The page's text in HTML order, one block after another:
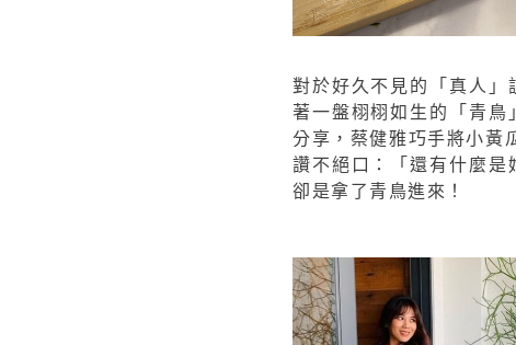
對於好久不見的「真人」
著一盤栩栩如生的「青鳥
分享，蔡健雅巧手將小黃
讚不絕口：「還有什麼是
卻是拿了青鳥進來！